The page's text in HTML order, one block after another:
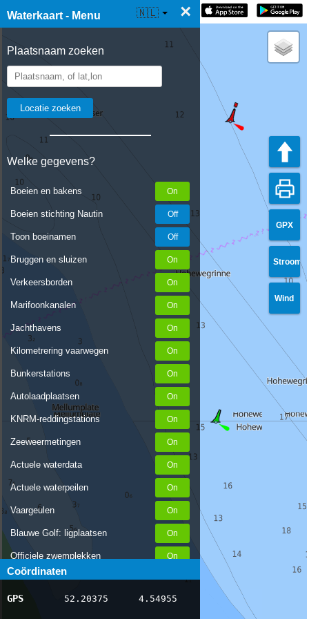
Waterkaart - Menu ×
Plaatsnaam zoeken
Welke gegevens?
Boeien en bakens
Boeien stichting Nautin
Toon boeinamen
Bruggen en sluizen
Verkeersborden
Marifoonkanalen
Jachthavens
Kilometrering vaarwegen
Bunkerstations
Autolaadplaatsen
KNRM-reddingstations
Zeeweermetingen
Actuele waterdata
Actuele waterpeilen
Vaargeulen
Blauwe Golf: ligplaatsen
Officiele zwemplekken
Stremmingen/hinder
AIS scheepsposities
Coördinaten
GPS 52.20375 4.54955
☰ Waterkaart Live 🇳🇱
GPX
Stroom
Wind